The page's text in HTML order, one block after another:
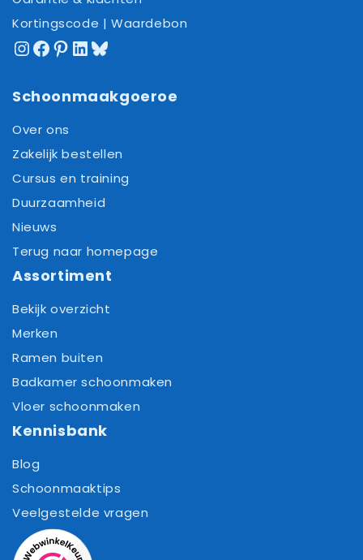
Kortingscode | Waardebon
Instagram
Facebook
Pinterest
LinkedIn
Bluesky
Schoonmaakgoeroe
Over ons
Zakelijk bestellen
Cursus en training
Duurzaamheid
Nieuws
Terug naar homepage
Assortiment
Bekijk overzicht
Merken
Ramen buiten
Badkamer schoonmaken
Vloer schoonmaken
Kennisbank
Blog
Schoonmaaktips
Veelgestelde vragen